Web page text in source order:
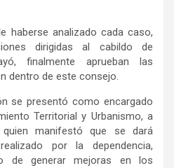
haberse analizado cada caso,
dirigidas al cabildo de
finalmente aprueban las
dentro de este consejo.
se presentó como encargado
Territorial y Urbanismo, a
manifestó que se dará
por la dependencia,
de generar mejoras en los